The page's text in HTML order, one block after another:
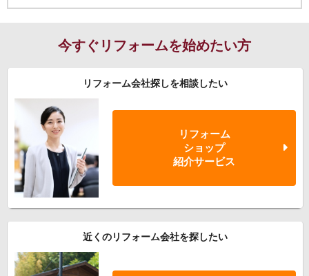
今すぐリフォームを始めたい方
リフォーム会社探しを相談したい
リフォーム
ショップ
紹介サービス
近くのリフォーム会社を探したい